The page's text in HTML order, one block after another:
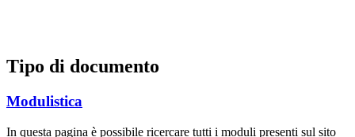
Tipo di documento
Modulistica
In questa pagina è possibile ricercare tutti i moduli presenti sul sito